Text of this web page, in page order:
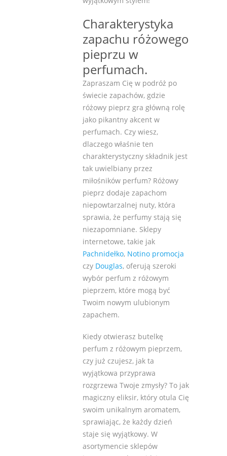
Charakterystyka
zapachu różowego
pieprzu w
perfumach.
Zapraszam Cię w podróż po
świecie zapachów, gdzie
różowy pieprz gra główną rolę
jako pikantny akcent w
perfumach. Czy wiesz,
dlaczego właśnie ten
charakterystyczny składnik jest
tak uwielbiany przez
miłośników perfum? Różowy
pieprz dodaje zapachom
niepowtarzalnej nuty, która
sprawia, że perfumy stają się
niezapomniane. Sklepy
internetowe, takie jak
Pachnidełko, Notino promocja
czy Douglas, oferują szeroki
wybór perfum z różowym
pieprzem, które mogą być
Twoim nowym ulubionym
zapachem.
Kiedy otwierasz butelkę
perfum z różowym pieprzem,
czy już czujesz, jak ta
wyjątkowa przyprawa
rozgrzewa Twoje zmysły? To jak
magiczny eliksir, który otula Cię
swoim unikalnym aromatem,
sprawiając, że każdy dzień
staje się wyjątkowy. W
asortymencie sklepów